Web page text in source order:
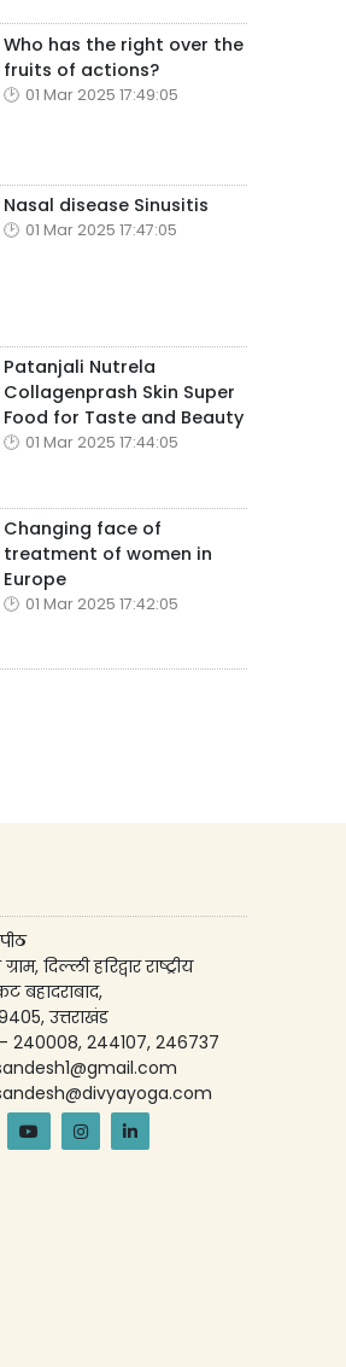
Who has the right over the
fruits of actions?
01 Mar 2025 17:49:05
Nasal disease Sinusitis
01 Mar 2025 17:47:05
Patanjali Nutrela
Collagenprash Skin Super
Food for Taste and Beauty
01 Mar 2025 17:44:05
Changing face of
treatment of women in
Europe
01 Mar 2025 17:42:05
दिल्ली हरिद्वार राष्ट्रीय
बहादराबाद,
उत्तराखंड
240008, 244107, 246737